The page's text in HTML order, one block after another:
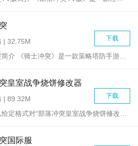
下载
| 32.75M
皇室战争烧饼修改器
下载
| 89.32M
国际服